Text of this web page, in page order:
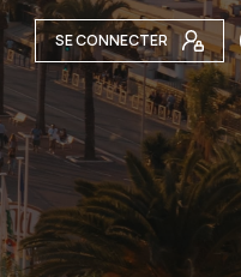
SE CONNECTER